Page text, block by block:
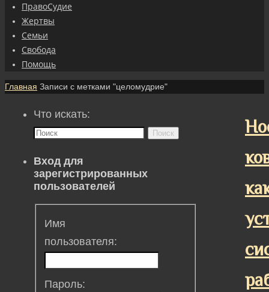
ПравоСудие
Жертвы
Семьи
Свобода
Помощь
Главная Записи с метками "целомудрие"
Что искать:
Поиск
Вход для
зарегистрированных
пользователей
Имя
пользователя:
Пароль: